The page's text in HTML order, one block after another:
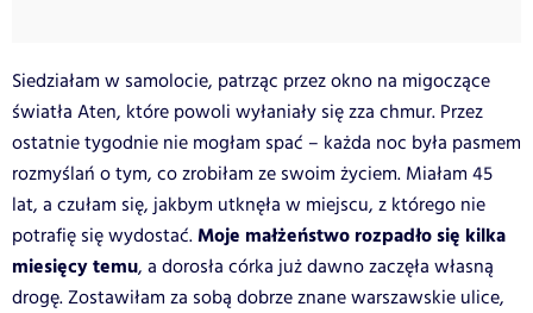
Siedziałam w samolocie, patrząc przez okno na migoczące
światła Aten, które powoli wyłaniały się zza chmur. Przez
ostatnie tygodnie nie mogłam spać – każda noc była pasmem
rozmyślań o tym, co zrobiłam ze swoim życiem. Miałam 45
lat, a czułam się, jakbym utknęła w miejscu, z którego nie
potrafię się wydostać.Moje małżeństwo rozpadło się kilka
miesięcy temu, a dorosła córka już dawno zaczęła własną
drogę. Zostawiłam za sobą dobrze znane warszawskie ulice,